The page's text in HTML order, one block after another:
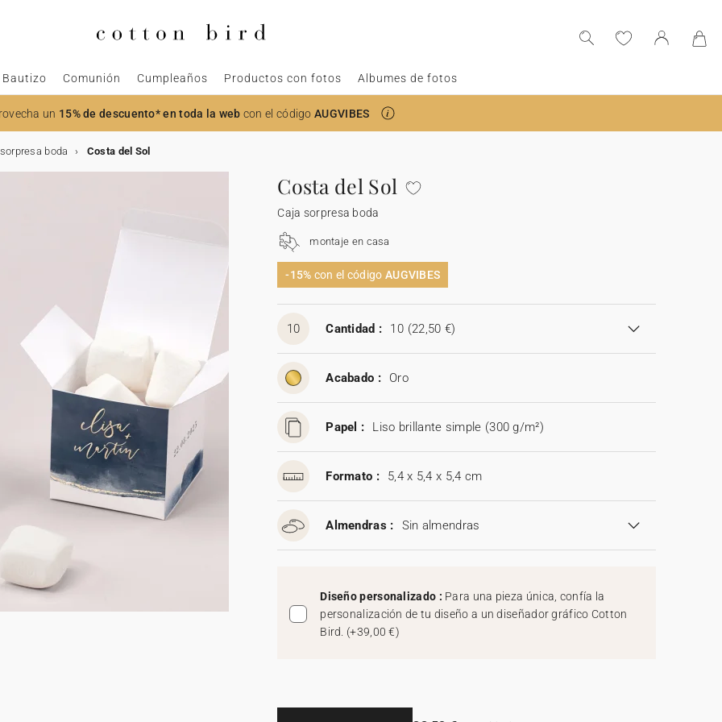
Bautizo Comunión Cumpleaños Productos con fotos Albumes de fotos
un 15% de descuento* en toda la web con el códigoAUGVIBES
boda Costa del Sol
Costa del Sol
Caja sorpresa boda
montaje en casa
-15% con el código AUGVIBES
10 Cantidad : 10 (22,50 €)
Acabado : Oro
Papel : Liso brillante simple (300 g/m²)
Formato : 5,4 x 5,4 x 5,4 cm
Almendras : Sin almendras
Diseño personalizado : Para una pieza única, confía la
personalización de tu diseño a un diseñador gráfico Cotton
Bird. (+39,00 €)